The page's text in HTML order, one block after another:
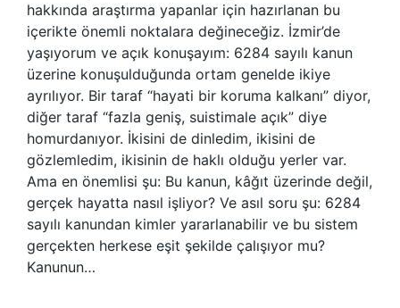
hakkında araştırma yapanlar için hazırlanan bu
içerikte önemli noktalara değineceğiz. İzmir’de
yaşıyorum ve açık konuşayım: 6284 sayılı kanun
üzerine konuşulduğunda ortam genelde ikiye
ayrılıyor. Bir taraf “hayati bir koruma kalkanı” diyor,
diğer taraf “fazla geniş, suistimale açık” diye
homurdanıyor. İkisini de dinledim, ikisini de
gözlemledim, ikisinin de haklı olduğu yerler var.
Ama en önemlisi şu: Bu kanun, kâğıt üzerinde değil,
gerçek hayatta nasıl işliyor? Ve asıl soru şu: 6284
sayılı kanundan kimler yararlanabilir ve bu sistem
gerçekten herkese eşit şekilde çalışıyor mu?
Kanunun…